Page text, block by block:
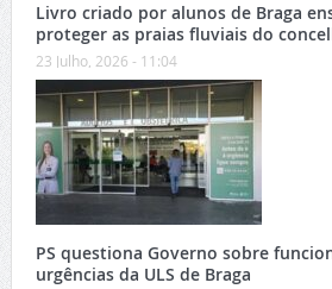
Livro criado por alunos de Braga
proteger as praias fluviais do
23 Julho, 2026 - 11:04
PS questiona Governo sobre
urgências da ULS de Braga